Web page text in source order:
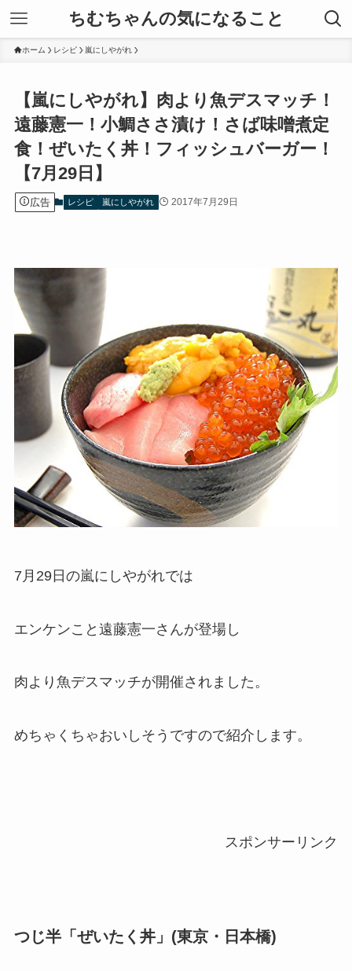
ちむちゃんの気になること
ホーム レシピ 嵐にしやがれ
【嵐にしやがれ】肉より魚デスマッチ！
遠藤憲一！小鯛ささ漬け！さば味噌煮定
食！ぜいたく丼！フィッシュバーガー！
【7月29日】
広告 レシピ 嵐にしやがれ 2017年7月29日
7月29日の嵐にしやがれでは
エンケンこと遠藤憲一さんが登場し
肉より魚デスマッチが開催されました。
めちゃくちゃおいしそうですので紹介します。
スポンサーリンク
つじ半「ぜいたく丼」(東京・日本橋)